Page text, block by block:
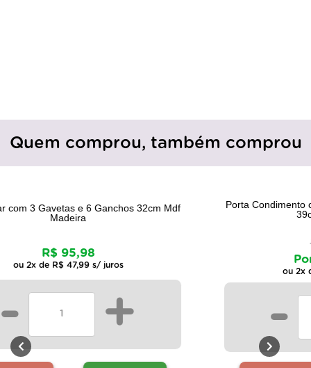
Quem comprou, também comprou
Porta Condimento com 1 Gaveta Tamanho Grande
39cm Mdf Madeira
ou 2x de R$ 52,24 s/ juros
-